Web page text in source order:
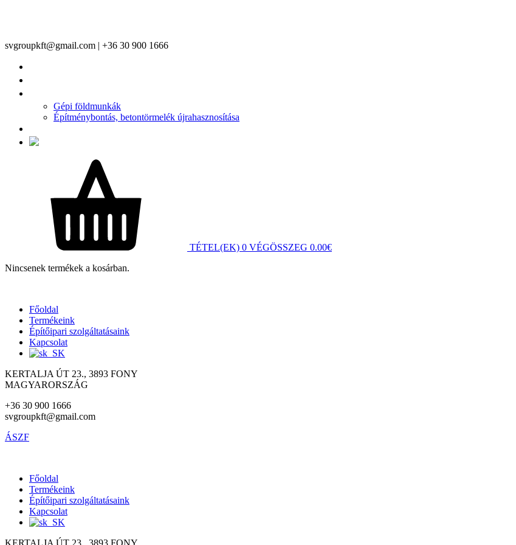
svgroupkft@gmail.com | +36 30 900 1666
Gépi földmunkák
Építménybontás, betontörmelék újrahasznosítása
TÉTEL(EK) 0 VÉGÖSSZEG 0.00€
Nincsenek termékek a kosárban.
Főoldal
Termékeink
Építőipari szolgáltatásaink
Kapcsolat
KERTALJA ÚT 23., 3893 FONY
MAGYARORSZÁG
+36 30 900 1666
svgroupkft@gmail.com
ÁSZF
Főoldal
Termékeink
Építőipari szolgáltatásaink
Kapcsolat
KERTALJA ÚT 23., 3893 FONY